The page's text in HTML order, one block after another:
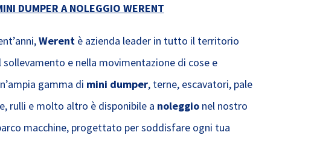
DUMPER A NOLEGGIO WERENT
Werent è azienda leader in tutto il territorio
sollevamento e nella movimentazione di cose e
gamma di mini dumper, terne, escavatori, pale
rulli e molto altro è disponibile a noleggio nel nostro
macchine, progettato per soddisfare ogni tua